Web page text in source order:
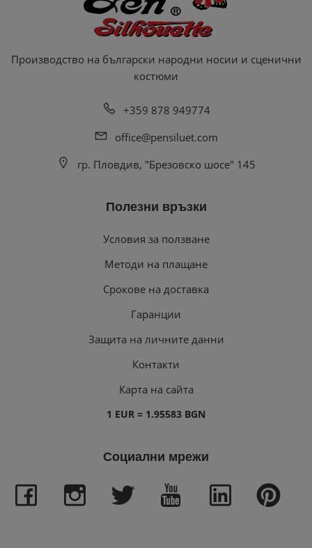
Производство на български народни носии и сценични
костюми
+359 878 949774
office@pensiluet.com
гр. Пловдив, "Брезовско шосе" 145
Полезни връзки
Условия за ползване
Методи на плащане
Срокове на доставка
Гаранции
Защита на личните данни
Контакти
Карта на сайта
1 EUR = 1.95583 BGN
Социални мрежи